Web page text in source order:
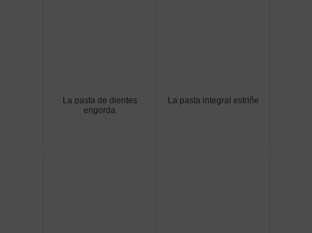
La pasta de dientes
engorda
La pasta integral estriñe